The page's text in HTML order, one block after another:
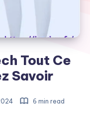
Tout Ce
Savoir
6 min read